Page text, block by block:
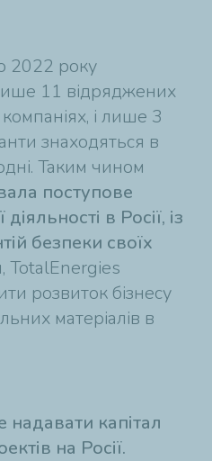
2022 року
11 відряджених
і лише 3
знаходяться в
Таким чином
поступове
в Росії, із
безпеки своїх
TotalEnergies
розвиток бізнесу
матеріалів в
надавати капітал
на Росії.